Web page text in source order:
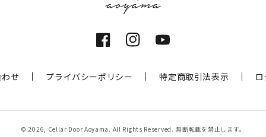
FacebookInstagramYouTube
せ プライバシーポリシー 特定商取引法表示
© 2026, Cellar Door Aoyama . All Rights Reserved. 無断転載を禁止します。